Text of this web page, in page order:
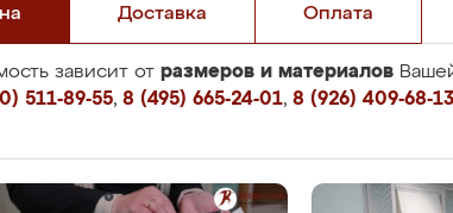
Доставка Оплата
зависит от размеров и материалов
511-89-55, 8 (495) 665-24-01, 8 (926) 409-68-13